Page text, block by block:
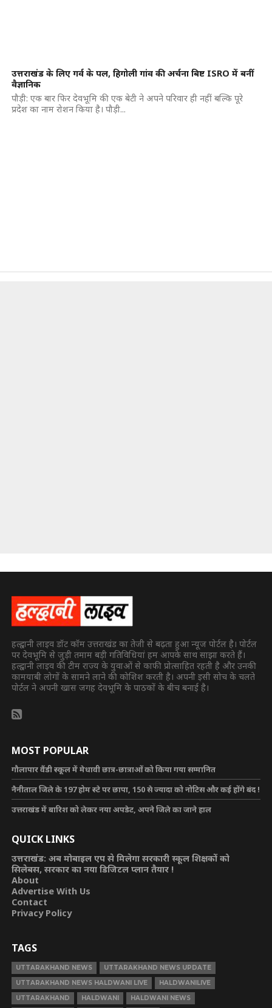
उत्तराखंड के लिए गर्व के पल, हिगोली गांव की अर्चना बिष्ट ISRO में बनीं
वैज्ञानिक
पौड़ी: एक बार फिर देवभूमि की एक बेटी ने अपने परिवार ही नहीं बल्कि पूरे
प्रदेश का नाम रोशन किया है। पौड़ी...
हल्द्वानी लाइव डॉट कॉम उत्तराखंड का तेजी से बढ़ता हुआ न्यूज पोर्टल है। पोर्टल
पर देवभूमि से जुड़ी तमाम बड़ी गतिविधियां हम आपके साथ साझा करते हैं।
हल्द्वानी लाइव की टीम राज्य के युवाओं से काफी प्रोत्साहित रहती है और उनकी
कामयाबी लोगों के सामने लाने की कोशिश करती है। अपनी इसी सोच के चलते
पोर्टल ने अपनी खास जगह देवभूमि के पाठकों के बीच बनाई है।
MOST POPULAR
गौलापार वैंडी स्कूल में मेधावी छात्र-छात्राओं को किया गया सम्मानित
नैनीताल जिले के 197 होम स्टे पर छापा, 150 से ज्यादा को नोटिस और कई होंगे बंद !
उत्तराखंड में बारिश को लेकर नया अपडेट, अपने जिले का जाने हाल
QUICK LINKS
उत्तराखंड: अब मोबाइल एप से मिलेगा सरकारी स्कूल शिक्षकों को
सिलेबस, सरकार का नया डिजिटल प्लान तैयार !
About
Advertise With Us
Contact
Privacy Policy
TAGS
UTTARAKHAND NEWS
UTTARAKHAND NEWS UPDATE
UTTARAKHAND NEWS HALDWANI LIVE
HALDWANILIVE
UTTARAKHAND
HALDWANI HALDWANI NEWS